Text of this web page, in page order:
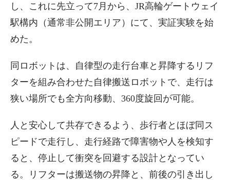
し、これに先立って7月から、JR高輪ゲートウェイ
駅構内（通常非公開エリア）にて、実証実験を始
めた。
同ロボットは、自律型の走行台車と昇降するリフ
ターを組み合わせた自律搬送ロボットで、走行は
狭い場所でも全方向移動、360度旋回が可能。
人と安心して共存できるよう、歩行者とほぼ同ス
ピードで走行し、走行経路で障害物や人を検知す
ると、停止して衝突を回避する設計となってい
る。リフターは搬送物の昇降と、前後の引き出し